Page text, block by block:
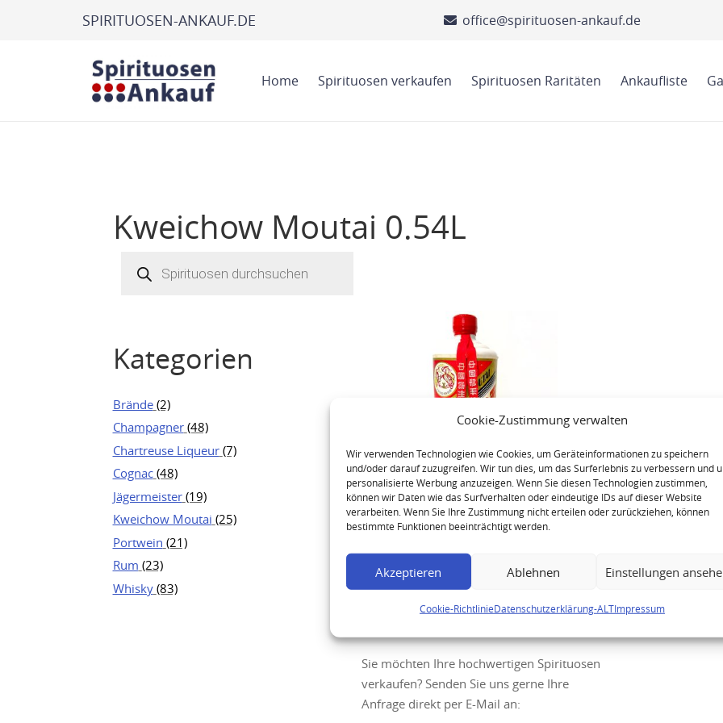
Cookie-Zustimmung verwalten
Wir verwenden Technologien wie Cookies, um Geräteinformationen zu speichern
und/oder darauf zuzugreifen. Wir tun dies, um das Surferlebnis zu verbessern und
personalisierte Werbung anzuzeigen. Wenn Sie diesen Technologien zustimmen,
können wir Daten wie das Surfverhalten oder eindeutige IDs auf dieser Website
verarbeiten. Wenn Sie Ihre Zustimmung nicht erteilen oder zurückziehen, können
bestimmte Funktionen beeinträchtigt werden.
Akzeptieren Ablehnen Einstellungen
Cookie-RichtlinieDatenschutzerklärung-ALTImpressum
SPIRITUOSEN-ANKAUF.DE office@spirituosen-ankauf.de
Home Spirituosen verkaufen Spirituosen Raritäten Ankaufliste
Kweichow Moutai 0.54L
search
Kategorien
Brände (2)
Champagner (48)
Chartreuse Liqueur (7)
Cognac (48)
Jägermeister (19)
Kweichow Moutai (25)
Portwein (21)
Rum (23)
Whisky (83)
Kweichow Moutai 0.54L
Ihre Anfrage
Sie möchten Ihre hochwertigen Spirituosen
verkaufen? Senden Sie uns gerne Ihre
Anfrage direkt per E-Mail an: